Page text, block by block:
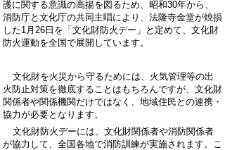
護に関する意識の高揚を図るため、昭和30年から、
消防庁と文化庁の共同主唱により、 法隆寺金堂が焼損
した1月 26日を「文化財防火デー」と定めて、文化財
防火運動を全国で展開しています。
文化財を火災から守るためには、火気管理等の出
火防止対策を徹底することはもちろんですが、文化財
関係者や関係機関だけではなく、地域住民との連携・
協力が必要となります。
文化財防火デーには、文化財関係者や消防関係者
が協力して、全国各地で消防訓練が実施されます。こ